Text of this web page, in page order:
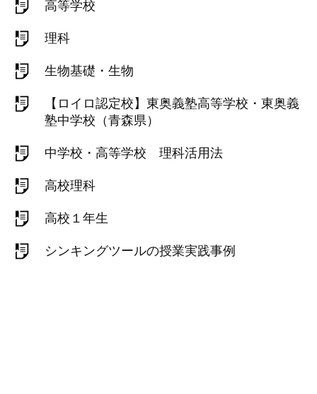
高等学校
理科
生物基礎・生物
【ロイロ認定校】東奥義塾高等学校・東奥義
塾中学校（青森県）
中学校・高等学校 理科活用法
高校理科
高校１年生
シンキングツールの授業実践事例